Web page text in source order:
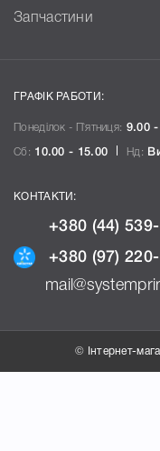
Запчастини
ГРАФІК РАБОТИ:
Понеділок - П`ятниця: 9.00
Сб: 10.00 - 15.00 Нд:
КОНТАКТИ:
+380 (44)
+380 (97)
© Інтернет-